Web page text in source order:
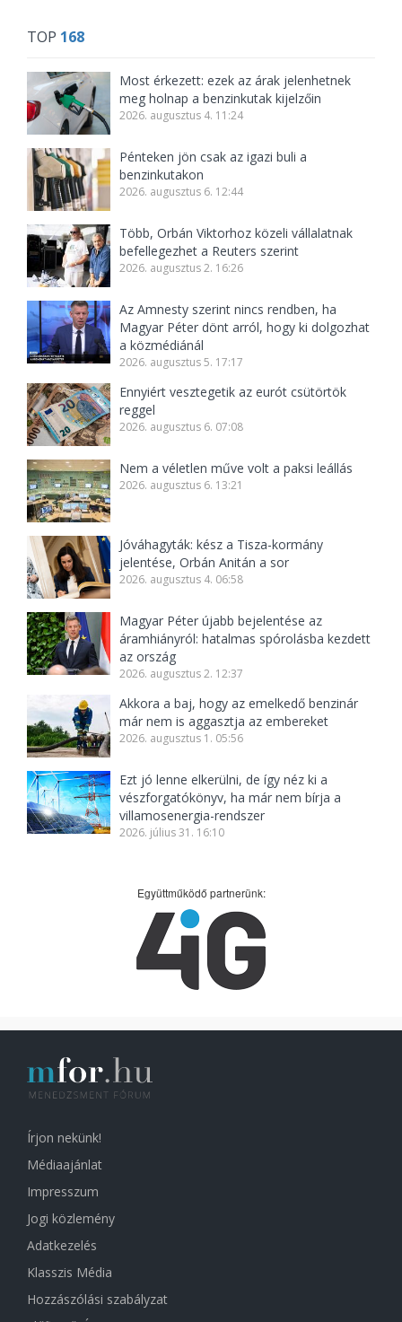
TOP 168
Most érkezett: ezek az árak jelenhetnek
meg holnap a benzinkutak kijelzőin
2026. augusztus 4. 11:24
Pénteken jön csak az igazi buli a
benzinkutakon
2026. augusztus 6. 12:44
Több, Orbán Viktorhoz közeli vállalatnak
befellegezhet a Reuters szerint
2026. augusztus 2. 16:26
Az Amnesty szerint nincs rendben, ha
Magyar Péter dönt arról, hogy ki dolgozhat
a közmédiánál
2026. augusztus 5. 17:17
Ennyiért vesztegetik az eurót csütörtök
reggel
2026. augusztus 6. 07:08
Nem a véletlen műve volt a paksi leállás
2026. augusztus 6. 13:21
Jóváhagyták: kész a Tisza-kormány
jelentése, Orbán Anitán a sor
2026. augusztus 4. 06:58
Magyar Péter újabb bejelentése az
áramhiányról: hatalmas spórolásba kezdett
az ország
2026. augusztus 2. 12:37
Akkora a baj, hogy az emelkedő benzinár
már nem is aggasztja az embereket
2026. augusztus 1. 05:56
Ezt jó lenne elkerülni, de így néz ki a
vészforgatókönyv, ha már nem bírja a
villamosenergia-rendszer
2026. július 31. 16:10
Együttműködő partnerünk:
Írjon nekünk!
Médiaajánlat
Impresszum
Jogi közlemény
Adatkezelés
Klasszis Média
Hozzászólási szabályzat